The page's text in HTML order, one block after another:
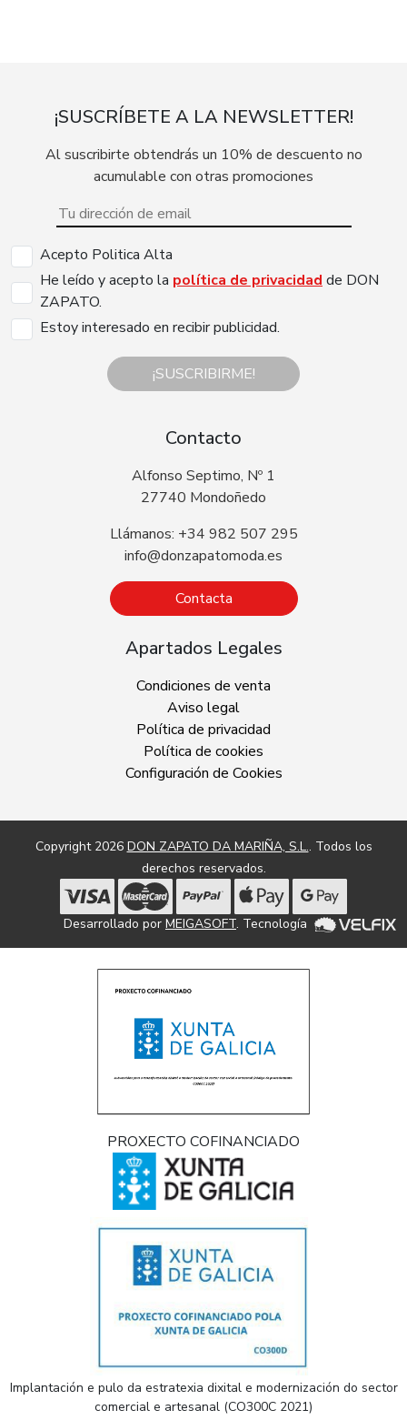
¡SUSCRÍBETE A LA NEWSLETTER!
Al suscribirte obtendrás un 10% de descuento no
acumulable con otras promociones
Acepto Politica Alta
He leído y acepto la política de privacidad de DON
ZAPATO.
Estoy interesado en recibir publicidad.
¡SUSCRIBIRME!
Contacto
Alfonso Septimo, Nº 1
27740 Mondoñedo
Llámanos: +34 982 507 295
info@donzapatomoda.es
Contacta
Apartados Legales
Condiciones de venta
Aviso legal
Política de privacidad
Política de cookies
Configuración de Cookies
Copyright 2026 DON ZAPATO DA MARIÑA, S.L.. Todos los
derechos reservados.
Desarrollado por MEIGASOFT. Tecnología
PROXECTO COFINANCIADO
Implantación e pulo da estratexia dixital e modernización do sector
comercial e artesanal (CO300C 2021)